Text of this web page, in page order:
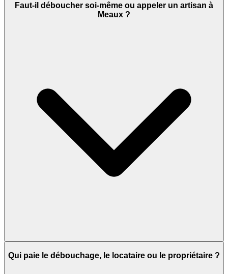
Faut-il déboucher soi-même ou appeler un artisan à
Meaux ?
Qui paie le débouchage, le locataire ou le propriétaire ?